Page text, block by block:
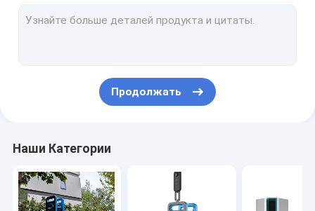
Мобильная система лидар
ШЛЕМ лидар 3D
Продолжать
Наши Категории